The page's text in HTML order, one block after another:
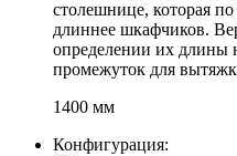
столешнице, которая
длиннее шкафчиков.
определении их длины
промежуток для
1400 мм
Конфигурация: